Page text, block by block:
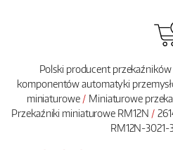
Polski producent
komponentów automatyki
miniaturowe
Miniaturowe
Przekaźniki miniaturowe RM12N
RM12N-3021-